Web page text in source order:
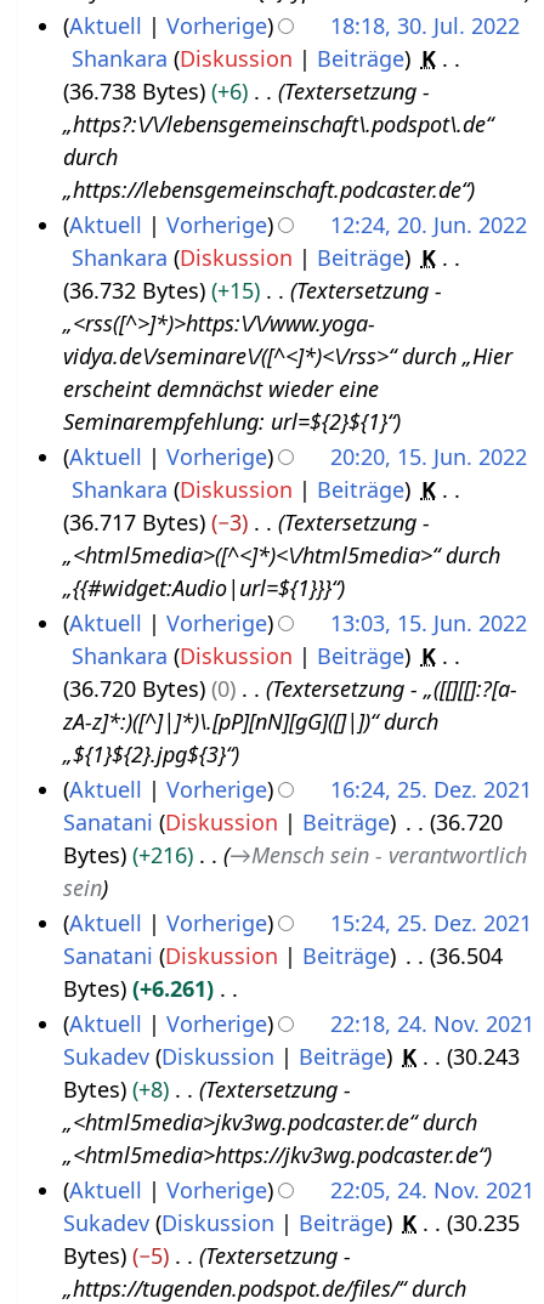
n
g
Aktuell Vorherige
18:18, 30. Jul. 2022
Shankara Diskussion Beiträge
K
36.738 Bytes
+6
Textersetzung -
„https?:\/\/lebensgemeinschaft\.podspot\.de“
durch
„https://lebensgemeinschaft.podcaster.de“
Aktuell Vorherige
12:24, 20. Jun. 2022
Shankara Diskussion Beiträge
K
36.732 Bytes
+15
Textersetzung -
„<rss([^>]*)>https:\/\/www.yoga-
vidya.de\/seminare\/([^<]*)<\/rss>“ durch „Hier
erscheint demnächst wieder eine
Seminarempfehlung: url=${2}${1}“
u
2
Aktuell Vorherige
20:20, 15. Jun. 2022
Shankara Diskussion Beiträge
K
36.717 Bytes
−3
Textersetzung -
„<html5media>([^<]*)<\/html5media>“ durch
„{{#widget:Audio|url=${1}}}“
Aktuell
Vorherige
13:03, 15. Jun. 2022
Shankara Diskussion Beiträge
K
36.720 Bytes
0
Textersetzung - „([[][[]:?[a-
zA-z]*:)([^]|]*)\.[pP][nN][gG]([]|])“ durch
„${1}${2}.jpg${3}“
D
e
2
Aktuell Vorherige
16:24, 25. Dez. 2021
Sanatani Diskussion Beiträge
36.720
Bytes
+216 →Mensch sein - verantwortlich
sein
Aktuell
Vorherige
15:24, 25. Dez. 2021
Sanatani Diskussion Beiträge
36.504
Bytes
+6.261
K
e
i
B
e
a
o
Aktuell Vorherige
22:18, 24. Nov. 2021
Sukadev Diskussion Beiträge K
30.243
Bytes
+8
Textersetzung -
„<html5media>jkv3wg.podcaster.de“ durch
„<html5media>https://jkv3wg.podcaster.de“
Aktuell
Vorherige
22:05, 24. Nov. 2021
Sukadev Diskussion Beiträge K
30.235
Bytes
−5
Textersetzung -
„https://tugenden.podspot.de/files/“ durch